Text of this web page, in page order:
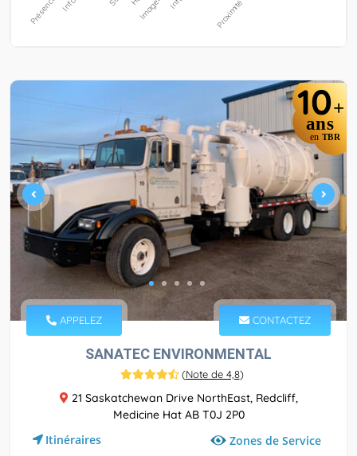
10+
ans
en TBR
APPELEZ CONTACTEZ
SANATEC ENVIRONMENTAL
(Note de 4,8)
21 Saskatchewan Drive NorthEast, Redcliff,
Medicine Hat AB T0J 2P0
Itinéraires Zones de Service